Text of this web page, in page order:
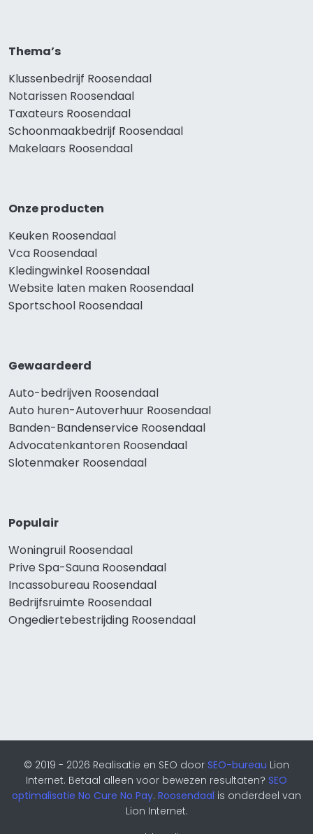
Thema’s
Klussenbedrijf Roosendaal
Notarissen Roosendaal
Taxateurs Roosendaal
Schoonmaakbedrijf Roosendaal
Makelaars Roosendaal
Onze producten
Keuken Roosendaal
Vca Roosendaal
Kledingwinkel Roosendaal
Website laten maken Roosendaal
Sportschool Roosendaal
Gewaardeerd
Auto-bedrijven Roosendaal
Auto huren-Autoverhuur Roosendaal
Banden-Bandenservice Roosendaal
Advocatenkantoren Roosendaal
Slotenmaker Roosendaal
Populair
Woningruil Roosendaal
Prive Spa-Sauna Roosendaal
Incassobureau Roosendaal
Bedrijfsruimte Roosendaal
Ongediertebestrijding Roosendaal
© 2019 - 2026 Realisatie en SEO door SEO-bureau Lion
Internet. Betaal alleen voor bewezen resultaten? SEO
optimalisatie No Cure No Pay. Roosendaal is onderdeel van
Lion Internet.